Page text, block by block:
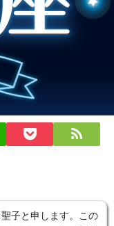
子と申します。この